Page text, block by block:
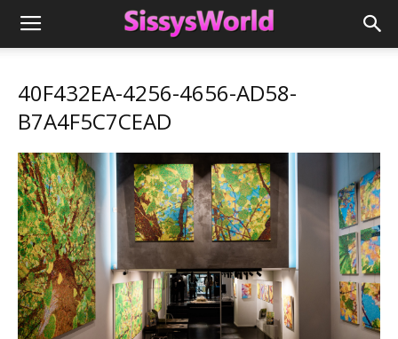
40F432EA-4256-4656-AD58-
B7A4F5C7CEAD